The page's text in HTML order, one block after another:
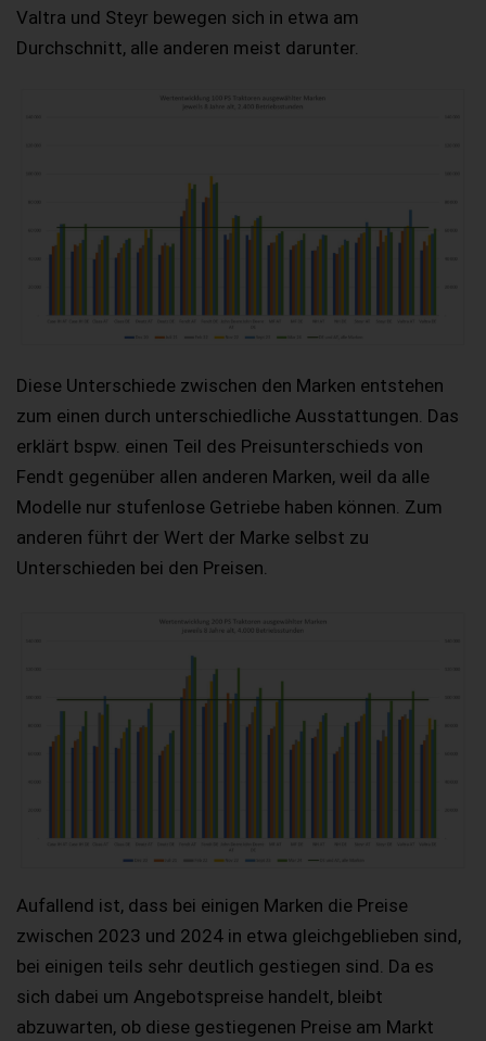
Valtra und Steyr bewegen sich in etwa am
Durchschnitt, alle anderen meist darunter.
Diese Unterschiede zwischen den Marken entstehen
zum einen durch unterschiedliche Ausstattungen. Das
erklärt bspw. einen Teil des Preisunterschieds von
Fendt gegenüber allen anderen Marken, weil da alle
Modelle nur stufenlose Getriebe haben können. Zum
anderen führt der Wert der Marke selbst zu
Unterschieden bei den Preisen.
Aufallend ist, dass bei einigen Marken die Preise
zwischen 2023 und 2024 in etwa gleichgeblieben sind,
bei einigen teils sehr deutlich gestiegen sind. Da es
sich dabei um Angebotspreise handelt, bleibt
abzuwarten, ob diese gestiegenen Preise am Markt